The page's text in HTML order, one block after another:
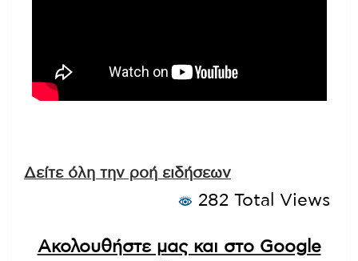
Δείτε όλη την ροή ειδήσεων
282 Total Views
Ακολουθήστε μας και στο Google